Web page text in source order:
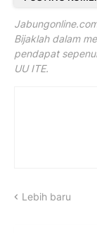
Bijaklah dalam
pendapat
UU ITE.
Lebih baru